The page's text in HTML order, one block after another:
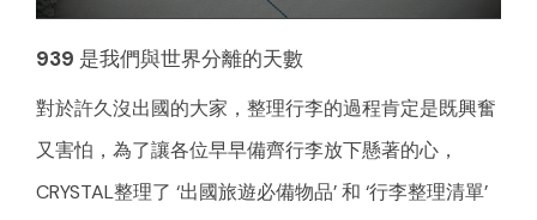
939 是我們與世界分離的天數
對於許久沒出國的大家，整理行李的過程肯定是既興奮
又害怕，為了讓各位早早備齊行李放下懸著的心，
CRYSTAL整理了 ‘出國旅遊必備物品’ 和 ‘行李整理清單’